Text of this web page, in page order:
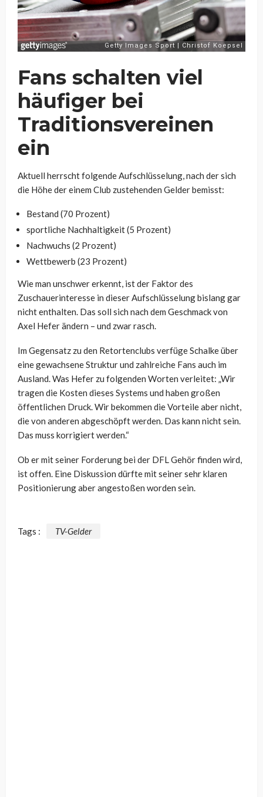
Fans schalten viel
häufiger bei
Traditionsvereinen
ein
Aktuell herrscht folgende Aufschlüsselung, nach der sich
die Höhe der einem Club zustehenden Gelder bemisst:
Bestand (70 Prozent)
sportliche Nachhaltigkeit (5 Prozent)
Nachwuchs (2 Prozent)
Wettbewerb (23 Prozent)
Wie man unschwer erkennt, ist der Faktor des
Zuschauerinteresse in dieser Aufschlüsselung bislang gar
nicht enthalten. Das soll sich nach dem Geschmack von
Axel Hefer ändern – und zwar rasch.
Im Gegensatz zu den Retortenclubs verfüge Schalke über
eine gewachsene Struktur und zahlreiche Fans auch im
Ausland. Was Hefer zu folgenden Worten verleitet: „Wir
tragen die Kosten dieses Systems und haben großen
öffentlichen Druck. Wir bekommen die Vorteile aber nicht,
die von anderen abgeschöpft werden. Das kann nicht sein.
Das muss korrigiert werden.“
Ob er mit seiner Forderung bei der DFL Gehör finden wird,
ist offen. Eine Diskussion dürfte mit seiner sehr klaren
Positionierung aber angestoßen worden sein.
Tags : TV-Gelder